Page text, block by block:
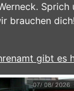
Sprich
brauchen dich!
gibt es